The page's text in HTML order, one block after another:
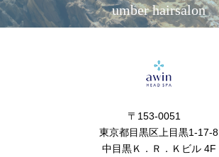
umber hairsalon
〒153-0051
東京都目黒区上目黒1-17-8
中目黒Ｋ．Ｒ．Ｋビル 4F